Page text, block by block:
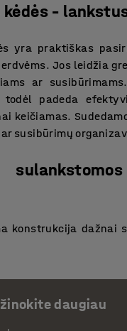
kėdės –
yra praktiškas
Jos leidžia
ar
todėl padeda
keičiamas.
susibūrimų
konstrukcija dažnai
rėmas padeda
dėl savo
tiek viduje, tiek tam
baldų priežiūra.
daugiau